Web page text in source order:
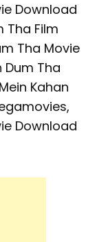
Download
Tha Film
Tha Movie
Dum Tha
Kahan
Download